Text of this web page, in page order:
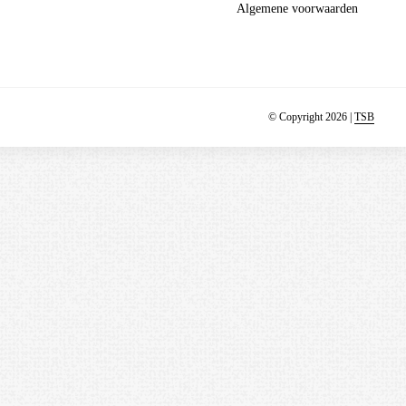
Algemene voorwaarden
© Copyright 2026 | TSB